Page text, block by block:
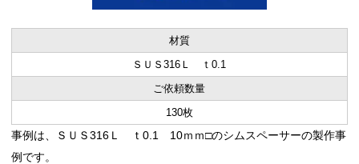
材質
ＳＵＳ316Ｌ ｔ0.1
ご依頼数量
130枚
事例は、ＳＵＳ316Ｌ ｔ0.1 10ｍｍ□のシムスペーサーの製作事
例です。